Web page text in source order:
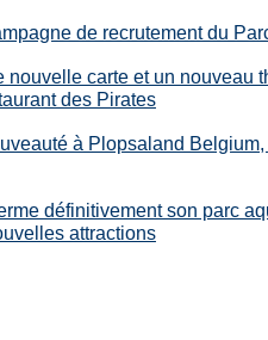
de recrutement du
nouvelle carte et un nouveau
des Pirates
à Plopsaland
définitivement son parc
attractions